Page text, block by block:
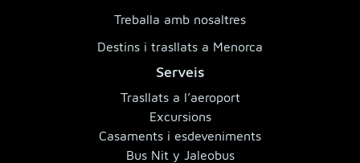
Treballa amb nosaltres
Destins i trasllats a Menorca
Serveis
Trasllats a l’aeroport
Excursions
Casaments i esdeveniments
Bus Nit y Jaleobus